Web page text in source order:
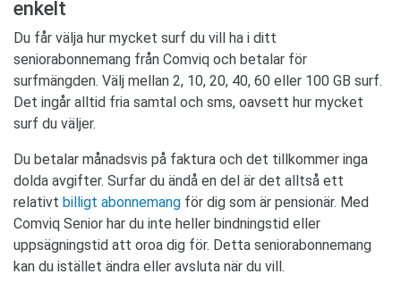
enkelt
Du får välja hur mycket surf du vill ha i ditt
seniorabonnemang från Comviq och betalar för
surfmängden. Välj mellan 2, 10, 20, 40, 60 eller 100 GB surf.
Det ingår alltid fria samtal och sms, oavsett hur mycket
surf du väljer.
Du betalar månadsvis på faktura och det tillkommer inga
dolda avgifter. Surfar du ändå en del är det alltså ett
relativt billigt abonnemang för dig som är pensionär. Med
Comviq Senior har du inte heller bindningstid eller
uppsägningstid att oroa dig för. Detta seniorabonnemang
kan du istället ändra eller avsluta när du vill.